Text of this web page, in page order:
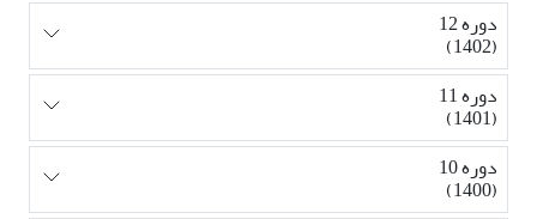
دوره 12
(1402)
دوره 11
(1401)
دوره 10
(1400)